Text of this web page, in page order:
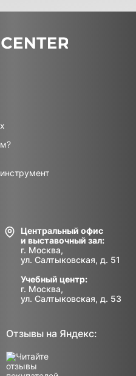
Центральный офис
и выставочный зал:
г. Москва,
ул. Салтыковская, д. 51
Учебный центр:
г. Москва,
ул. Салтыковская, д. 53
Отзывы на Яндекс: